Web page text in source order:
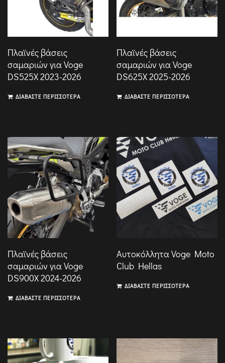
Πλαϊνές βάσεις
σαμαριών για Voge
DS525X 2023-2026
ΔΙΑΒΆΣΤΕ ΠΕΡΙΣΣΌΤΕΡΑ
Πλαϊνές βάσεις
σαμαριών για Voge
DS625X 2025-2026
ΔΙΑΒΆΣΤΕ ΠΕΡΙΣΣΌΤΕΡΑ
Πλαϊνές βάσεις
σαμαριών για Voge
DS900X 2024-2026
ΔΙΑΒΆΣΤΕ ΠΕΡΙΣΣΌΤΕΡΑ
Αυτοκόλλητα Voge Moto
Club Hellas
ΔΙΑΒΆΣΤΕ ΠΕΡΙΣΣΌΤΕΡΑ